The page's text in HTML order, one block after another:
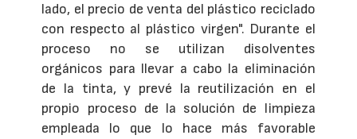
lado, el precio de venta del plástico reciclado
con respecto al plástico virgen". Durante el
proceso no se utilizan disolventes
orgánicos para llevar a cabo la eliminación
de la tinta, y prevé la reutilización en el
propio proceso de la solución de limpieza
empleada lo que lo hace más favorable